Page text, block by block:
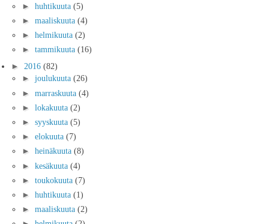
► huhtikuuta (5)
► maaliskuuta (4)
► helmikuuta (2)
► tammikuuta (16)
► 2016 (82)
► joulukuuta (26)
► marraskuuta (4)
► lokakuuta (2)
► syyskuuta (5)
► elokuuta (7)
► heinäkuuta (8)
► kesäkuuta (4)
► toukokuuta (7)
► huhtikuuta (1)
► maaliskuuta (2)